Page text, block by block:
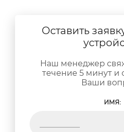
Оставить
Наш менеджер
течение 5 минут и
Ваши
ИМЯ: